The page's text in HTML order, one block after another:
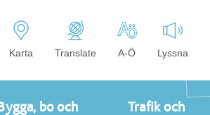
Karta Translate A-Ö Lyssna
Bygga, bo och
Trafik och